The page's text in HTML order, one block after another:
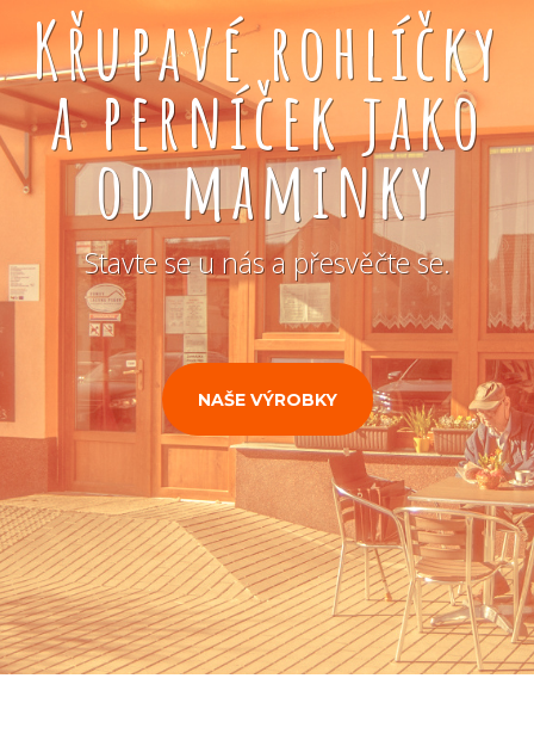
Křupavé rohlíčky
a perníček jako
od maminky
Stavte se u nás a přesvěčte se.
NAŠE VÝROBKY